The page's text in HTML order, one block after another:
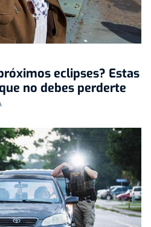
eclipses? Estas
no debes perderte